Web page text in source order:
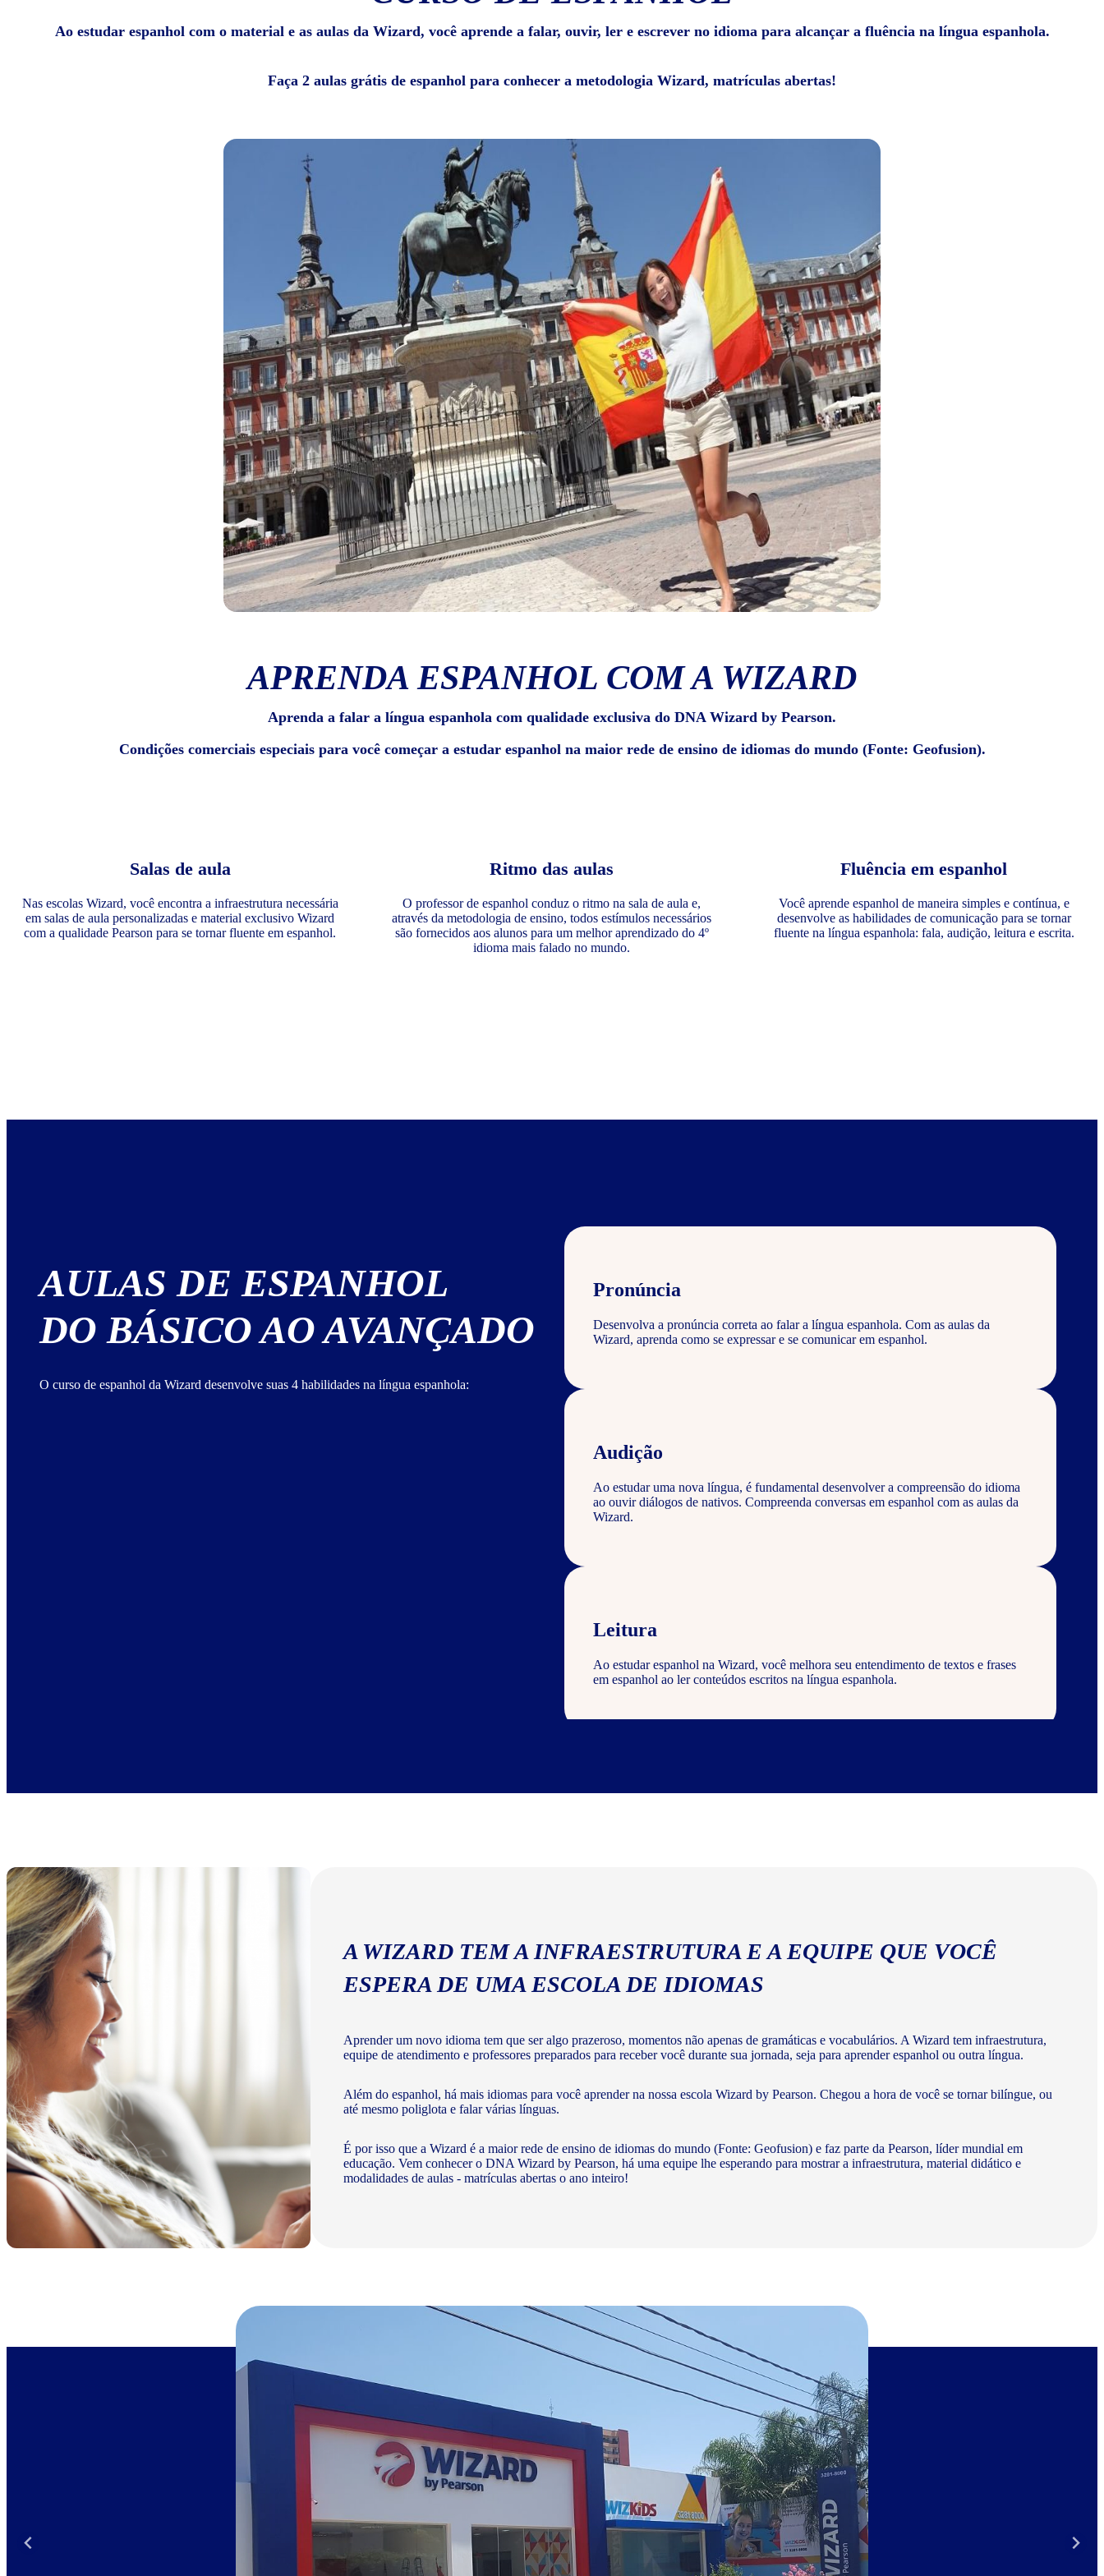
Ao estudar espanhol com o material e as aulas da Wizard, você aprende a falar, ouvir, ler e escrever no idioma para alcançar a fluência na língua espanhola.
Faça 2 aulas grátis de espanhol para conhecer a metodologia Wizard, matrículas abertas!
APRENDA ESPANHOL COM A WIZARD
Aprenda a falar a língua espanhola com qualidade exclusiva do DNA Wizard by Pearson.
Condições comerciais especiais para você começar a estudar espanhol na maior rede de ensino de idiomas do mundo (Fonte: Geofusion).
Salas de aula
Nas escolas Wizard, você encontra a infraestrutura necessária
em salas de aula personalizadas e material exclusivo Wizard
com a qualidade Pearson para se tornar fluente em espanhol.
Ritmo das aulas
O professor de espanhol conduz o ritmo na sala de aula e,
através da metodologia de ensino, todos estímulos necessários
são fornecidos aos alunos para um melhor aprendizado do 4º
idioma mais falado no mundo.
Fluência em espanhol
Você aprende espanhol de maneira simples e contínua, e
desenvolve as habilidades de comunicação para se tornar
fluente na língua espanhola: fala, audição, leitura e escrita.
AULAS DE ESPANHOL
DO BÁSICO AO AVANÇADO
O curso de espanhol da Wizard desenvolve suas 4 habilidades na língua espanhola:
Pronúncia
Desenvolva a pronúncia correta ao falar a língua espanhola. Com as aulas da
Wizard, aprenda como se expressar e se comunicar em espanhol.
Audição
Ao estudar uma nova língua, é fundamental desenvolver a compreensão do idioma
ao ouvir diálogos de nativos. Compreenda conversas em espanhol com as aulas da
Wizard.
Leitura
Ao estudar espanhol na Wizard, você melhora seu entendimento de textos e frases
em espanhol ao ler conteúdos escritos na língua espanhola.
Escrita
A WIZARD TEM A INFRAESTRUTURA E A EQUIPE QUE VOCÊ
ESPERA DE UMA ESCOLA DE IDIOMAS
Aprender um novo idioma tem que ser algo prazeroso, momentos não apenas de gramáticas e vocabulários. A Wizard tem infraestrutura,
equipe de atendimento e professores preparados para receber você durante sua jornada, seja para aprender espanhol ou outra língua.
Além do espanhol, há mais idiomas para você aprender na nossa escola Wizard by Pearson. Chegou a hora de você se tornar bilíngue, ou
até mesmo poliglota e falar várias línguas.
É por isso que a Wizard é a maior rede de ensino de idiomas do mundo (Fonte: Geofusion) e faz parte da Pearson, líder mundial em
educação. Vem conhecer o DNA Wizard by Pearson, há uma equipe lhe esperando para mostrar a infraestrutura, material didático e
modalidades de aulas - matrículas abertas o ano inteiro!